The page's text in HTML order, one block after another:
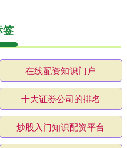
签
在线配资知识门户
十大证券公司的排名
炒股入门知识配资平台